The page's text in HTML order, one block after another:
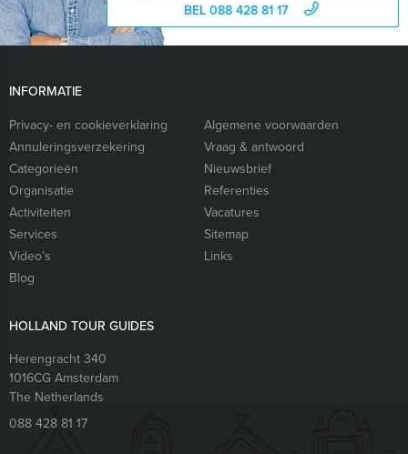
BEL 088 428 81 17
INFORMATIE
Privacy- en cookieverklaring
Algemene voorwaarden
Annuleringsverzekering
Vraag & antwoord
Categorieën
Nieuwsbrief
Organisatie
Referenties
Activiteiten
Vacatures
Services
Sitemap
Video’s
Links
Blog
HOLLAND TOUR GUIDES
Herengracht 340
1016CG Amsterdam
The Netherlands
088 428 81 17